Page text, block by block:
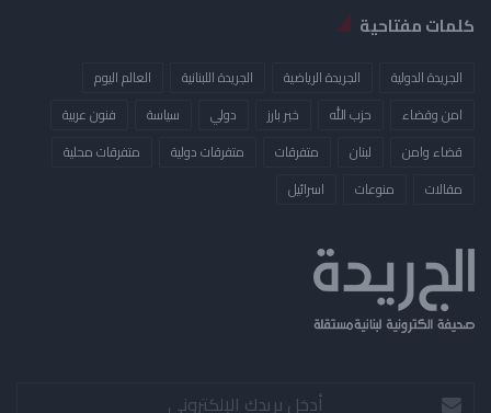
كلمات مفتاحية
الجريدة الدولية الجريدة الرياضية الجريدة اللبنانية
العالم اليوم
امن وقضاء
حزب الله خبر بارز دولي سياسة
فنون عربية
قضاء وامن
لبنان متفرقات متفرقات دولية
متفرقات محلية
مقالات
منوعات ​اسرائيل
أدخل